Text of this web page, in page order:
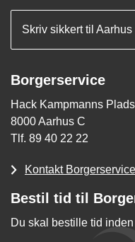
Skriv sikkert til
Borgerservice
Hack Kampmanns
8000 Aarhus C
Tlf. 89 40 22 22
Kontakt Borgerservice
Bestil tid til
Du skal bestille tid